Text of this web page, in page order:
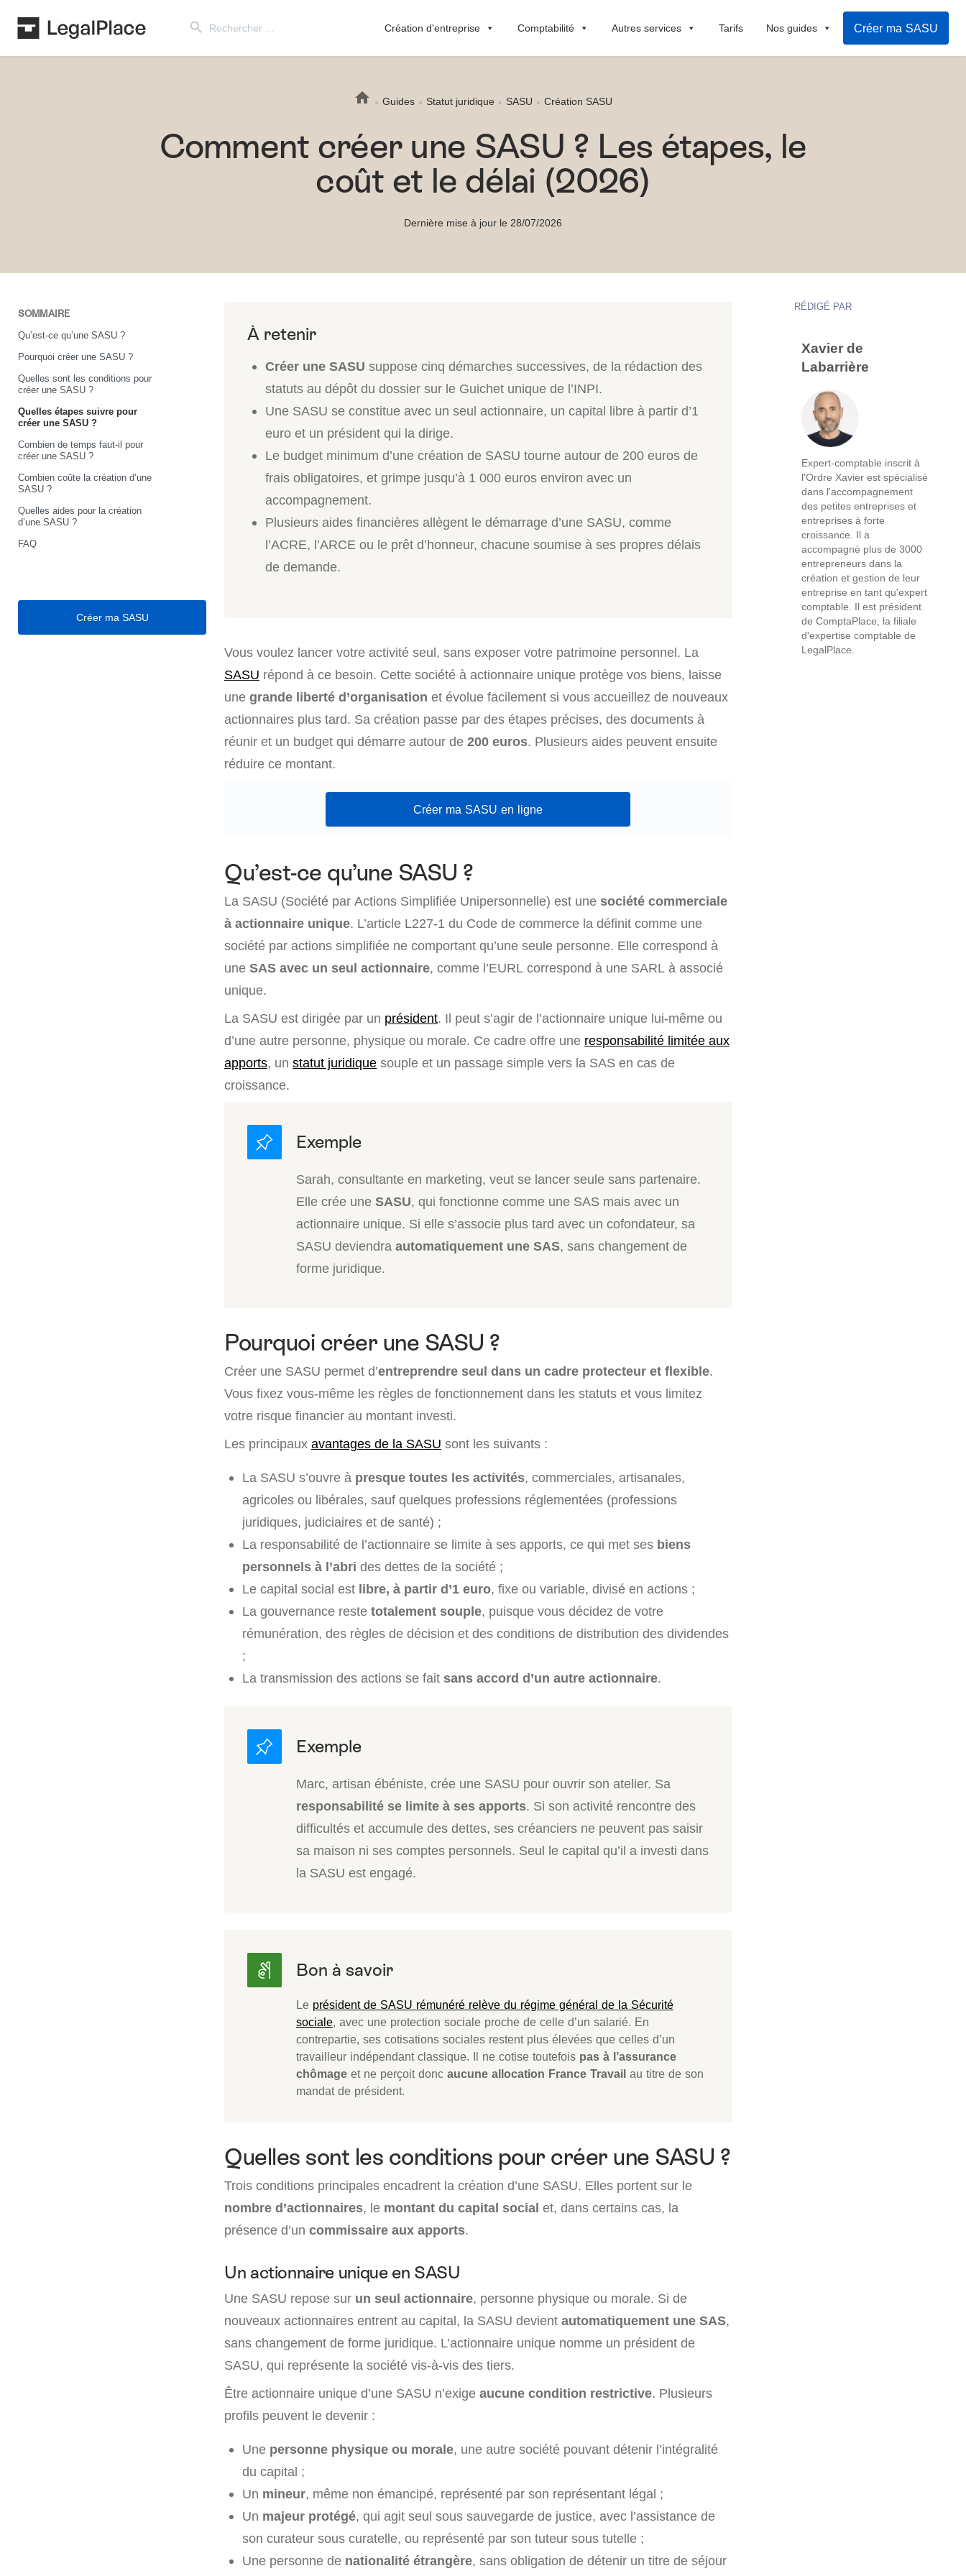
for:
Création d'entreprise Comptabilité Autres services Tarifs Nos guides Créer ma SASU
Guides Statut juridique SASU Création SASU
Comment créer une SASU ? Les étapes, le
coût et le délai (2026)
Dernière mise à jour le 28/07/2026
SOMMAIRE
Qu’est-ce qu’une SASU ?
Pourquoi créer une SASU ?
Quelles sont les conditions pour
créer une SASU ?
Quelles étapes suivre pour
créer une SASU ?
Combien de temps faut-il pour
créer une SASU ?
Combien coûte la création d’une
SASU ?
Quelles aides pour la création
d’une SASU ?
FAQ
Créer ma SASU
Créer une SASU suppose cinq démarches successives, de la rédaction des
statuts au dépôt du dossier sur le Guichet unique de l’INPI.
Une SASU se constitue avec un seul actionnaire, un capital libre à partir d’1
euro et un président qui la dirige.
Le budget minimum d’une création de SASU tourne autour de 200 euros de
frais obligatoires, et grimpe jusqu’à 1 000 euros environ avec un
accompagnement.
Plusieurs aides financières allègent le démarrage d’une SASU, comme
l’ACRE, l’ARCE ou le prêt d’honneur, chacune soumise à ses propres délais
de demande.
Vous voulez lancer votre activité seul, sans exposer votre patrimoine personnel. La
SASU répond à ce besoin. Cette société à actionnaire unique protège vos biens, laisse
une grande liberté d’organisation et évolue facilement si vous accueillez de nouveaux
actionnaires plus tard. Sa création passe par des étapes précises, des documents à
réunir et un budget qui démarre autour de 200 euros. Plusieurs aides peuvent ensuite
réduire ce montant.
Créer ma SASU en ligne
Qu’est-ce qu’une SASU ?
La SASU (Société par Actions Simplifiée Unipersonnelle) est une société commerciale
à actionnaire unique. L’article L227-1 du Code de commerce la définit comme une
société par actions simplifiée ne comportant qu’une seule personne. Elle correspond à
une SAS avec un seul actionnaire, comme l’EURL correspond à une SARL à associé
unique.
La SASU est dirigée par un président. Il peut s’agir de l’actionnaire unique lui-même ou
d’une autre personne, physique ou morale. Ce cadre offre une responsabilité limitée aux
apports, un statut juridique souple et un passage simple vers la SAS en cas de
croissance.
Sarah, consultante en marketing, veut se lancer seule sans partenaire.
Elle crée une SASU, qui fonctionne comme une SAS mais avec un
actionnaire unique. Si elle s’associe plus tard avec un cofondateur, sa
SASU deviendra automatiquement une SAS, sans changement de
forme juridique.
Pourquoi créer une SASU ?
Créer une SASU permet d’entreprendre seul dans un cadre protecteur et flexible.
Vous fixez vous-même les règles de fonctionnement dans les statuts et vous limitez
votre risque financier au montant investi.
Les principaux avantages de la SASU sont les suivants :
La SASU s’ouvre à presque toutes les activités, commerciales, artisanales,
agricoles ou libérales, sauf quelques professions réglementées (professions
juridiques, judiciaires et de santé) ;
La responsabilité de l’actionnaire se limite à ses apports, ce qui met ses biens
personnels à l’abri des dettes de la société ;
Le capital social est libre, à partir d’1 euro, fixe ou variable, divisé en actions ;
La gouvernance reste totalement souple, puisque vous décidez de votre
rémunération, des règles de décision et des conditions de distribution des dividendes
;
La transmission des actions se fait sans accord d’un autre actionnaire.
Marc, artisan ébéniste, crée une SASU pour ouvrir son atelier. Sa
responsabilité se limite à ses apports. Si son activité rencontre des
difficultés et accumule des dettes, ses créanciers ne peuvent pas saisir
sa maison ni ses comptes personnels. Seul le capital qu’il a investi dans
la SASU est engagé.
Le président de SASU rémunéré relève du régime général de la Sécurité
sociale, avec une protection sociale proche de celle d’un salarié. En
contrepartie, ses cotisations sociales restent plus élevées que celles d’un
travailleur indépendant classique. Il ne cotise toutefois pas à l’assurance
chômage et ne perçoit donc aucune allocation France Travail au titre de son
mandat de président.
Quelles sont les conditions pour créer une SASU ?
Trois conditions principales encadrent la création d’une SASU. Elles portent sur le
nombre d’actionnaires, le montant du capital social et, dans certains cas, la
présence d’un commissaire aux apports.
Un actionnaire unique en SASU
Une SASU repose sur un seul actionnaire, personne physique ou morale. Si de
nouveaux actionnaires entrent au capital, la SASU devient automatiquement une SAS,
sans changement de forme juridique. L’actionnaire unique nomme un président de
SASU, qui représente la société vis-à-vis des tiers.
Être actionnaire unique d’une SASU n’exige aucune condition restrictive. Plusieurs
profils peuvent le devenir :
Une personne physique ou morale, une autre société pouvant détenir l’intégralité
du capital ;
Un mineur, même non émancipé, représenté par son représentant légal ;
Un majeur protégé, qui agit seul sous sauvegarde de justice, avec l’assistance de
son curateur sous curatelle, ou représenté par son tuteur sous tutelle ;
Une personne de nationalité étrangère, sans obligation de détenir un titre de séjour
RÉDIGÉ PAR
Xavier de
Labarrière
Expert-comptable inscrit à
l'Ordre Xavier est spécialisé
dans l'accompagnement
des petites entreprises et
entreprises à forte
croissance. Il a
accompagné plus de 3000
entrepreneurs dans la
création et gestion de leur
entreprise en tant qu'expert
comptable. Il est président
de ComptaPlace, la filiale
d'expertise comptable de
LegalPlace.